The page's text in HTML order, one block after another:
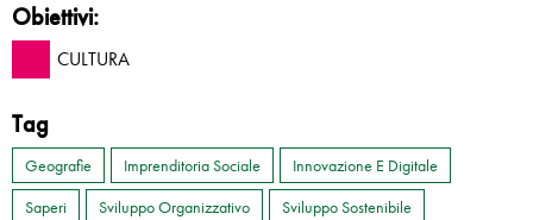
Obiettivi:
CULTURA
Tag
Geografie Imprenditoria Sociale
Innovazione E Digitale
Saperi
Sviluppo Organizzativo Sviluppo Sostenibile